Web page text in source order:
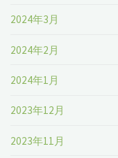
2024年3月
2024年2月
2024年1月
2023年12月
2023年11月